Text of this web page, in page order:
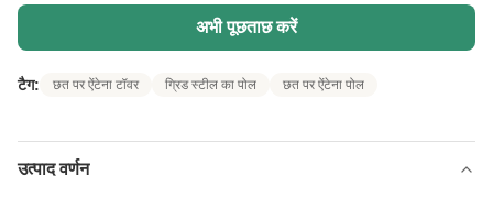
अभी पूछताछ करें
टैग: छत पर ऐंटेना टॉवर ग्रिड स्टील का पोल छत पर ऐंटेना पोल
उत्पाद वर्णन